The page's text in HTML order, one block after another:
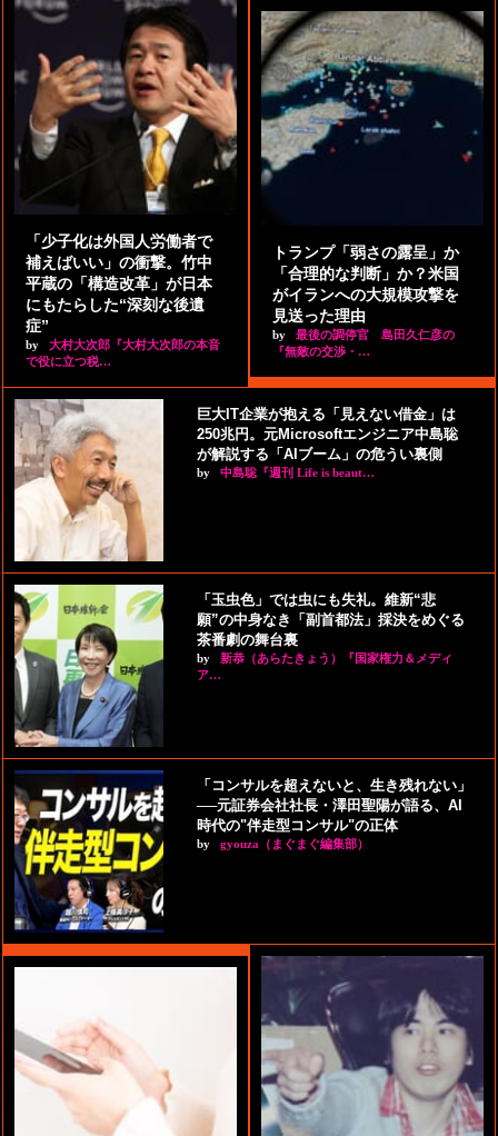
「少子化は外国人労働者で
補えばいい」の衝撃。竹中
平蔵の「構造改革」が日本
にもたらした“深刻な後遺
症”
by
大村大次郎『大村大次郎の本音
で役に立つ税…
トランプ「弱さの露呈」か
「合理的な判断」か？米国
がイランへの大規模攻撃を
見送った理由
by
最後の調停官 島田久仁彦の
『無敵の交渉・…
巨大IT企業が抱える「見えない借金」は
250兆円。元Microsoftエンジニア中島聡
が解説する「AIブーム」の危うい裏側
by 中島聡『週刊 Life is beaut…
「玉虫色」では虫にも失礼。維新“悲
願”の中身なき「副首都法」採決をめぐる
茶番劇の舞台裏
by
新恭（あらたきょう）『国家権力＆メディ
ア…
「コンサルを超えないと、生き残れない」
──元証券会社社長・澤田聖陽が語る、AI
時代の"伴走型コンサル"の正体
by gyouza（まぐまぐ編集部）